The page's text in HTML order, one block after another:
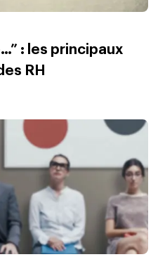
: les principaux
RH